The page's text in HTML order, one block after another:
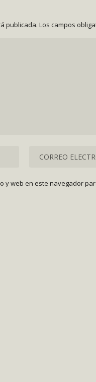
publicada. Los campos
y web en este navegador